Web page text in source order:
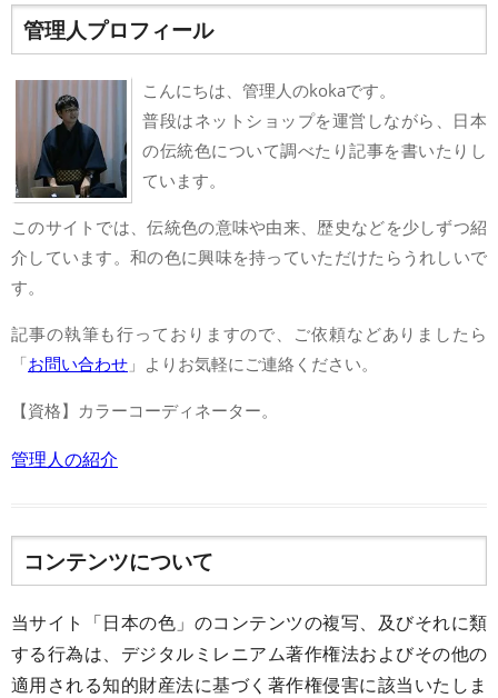
管理人プロフィール
こんにちは、管理人のkokaです。
普段はネットショップを運営しながら、日本
の伝統色について調べたり記事を書いたりし
ています。
このサイトでは、伝統色の意味や由来、歴史などを少しずつ紹
介しています。和の色に興味を持っていただけたらうれしいで
す。
記事の執筆も行っておりますので、ご依頼などありましたら
「お問い合わせ 」よりお気軽にご連絡ください。
【資格】カラーコーディネーター。
管理人の紹介
コンテンツについて
当サイト「日本の色」のコンテンツの複写、及びそれに類
する行為は、デジタルミレニアム著作権法およびその他の
適用される知的財産法に基づく著作権侵害に該当いたしま